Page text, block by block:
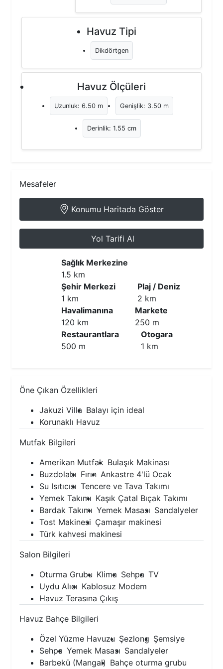
Havuz Tipi
Dikdörtgen
Havuz Ölçüleri
Uzunluk: 6.50 m Genişlik: 3.50 m
Derinlik: 1.55 cm
Mesafeler
Konumu Haritada Göster
Yol Tarifi Al
Sağlık Merkezine
1.5 km
Şehir Merkezi
1 km
Plaj / Deniz
2 km
Havalimanına
120 km
Markete
250 m
Restaurantlara
500 m
Otogara
1 km
Öne Çıkan Özellikleri
Jakuzi Villa Balayı için ideal
Korunaklı Havuz
Mutfak Bilgileri
Amerikan Mutfak Bulaşık Makinası
Buzdolabı Fırın Ankastre 4'lü Ocak
Su Isıtıcısı Tencere ve Tava Takımı
Yemek Takımı Kaşık Çatal Bıçak Takımı
Bardak Takımı Yemek Masası Sandalyeler
Tost Makinesi Çamaşır makinesi
Türk kahvesi makinesi
Salon Bilgileri
Oturma Grubu Klima Sehpa TV
Uydu Alıcı Kablosuz Modem
Havuz Terasına Çıkış
Havuz Bahçe Bilgileri
Özel Yüzme Havuzu Şezlong Şemsiye
Sehpa Yemek Masası Sandalyeler
Barbekü (Mangal) Bahçe oturma grubu